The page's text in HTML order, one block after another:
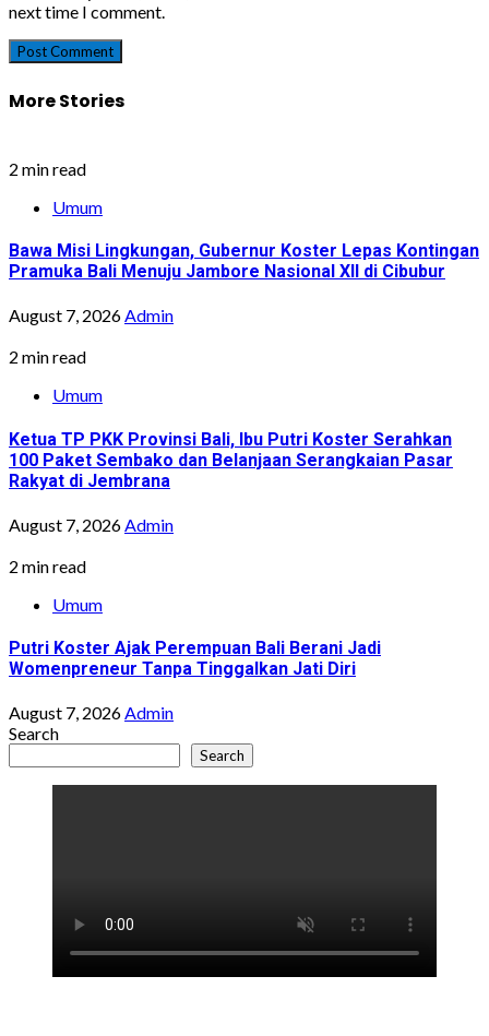
next time I comment.
More Stories
2 min read
Umum
Bawa Misi Lingkungan, Gubernur Koster Lepas Kontingan
Pramuka Bali Menuju Jambore Nasional XII di Cibubur
August 7, 2026Admin
2 min read
Umum
Ketua TP PKK Provinsi Bali, Ibu Putri Koster Serahkan
100 Paket Sembako dan Belanjaan Serangkaian Pasar
Rakyat di Jembrana
August 7, 2026Admin
2 min read
Umum
Putri Koster Ajak Perempuan Bali Berani Jadi
Womenpreneur Tanpa Tinggalkan Jati Diri
August 7, 2026Admin
Search
Search